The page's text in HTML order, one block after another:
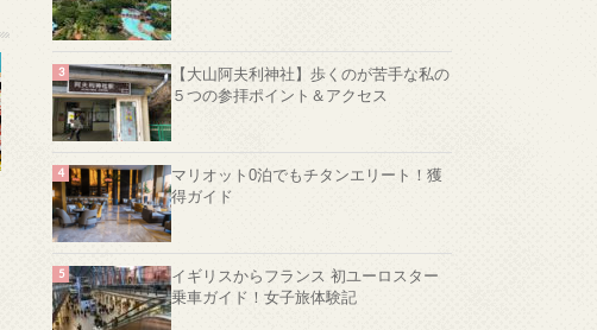
【大山阿夫利神社】歩くのが苦手な私の
５つの参拝ポイント＆アクセス
マリオット0泊でもチタンエリート！獲
得ガイド
イギリスからフランス 初ユーロスター
乗車ガイド！女子旅体験記